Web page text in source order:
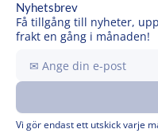
Nyhetsbrev
Få tillgång till nyheter,
frakt en gång i månaden!
din
e-
Vi gör endast ett utskick varje